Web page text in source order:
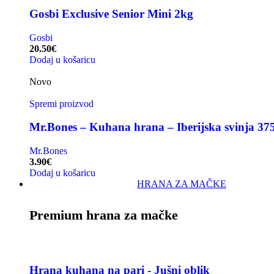
Gosbi Exclusive Senior Mini 2kg
Gosbi
20.50€
Dodaj u košaricu
Novo
Spremi proizvod
Mr.Bones – Kuhana hrana – Iberijska svinja
Mr.Bones
3.90€
Dodaj u košaricu
HRANA ZA MAČKE
Premium hrana za mačke
Hrana kuhana na pari - Jušni oblik